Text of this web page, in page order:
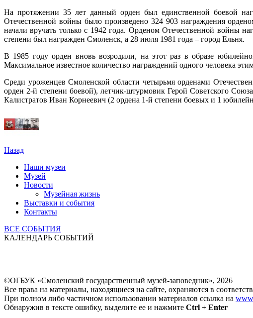
На протяжении 35 лет данный орден был единственной боевой
Отечественной войны было произведено 324 903 награждения
начали вручать только с 1942 года. Орденом Отечественной войны
степени был награжден Смоленск, а 28 июля 1981 года – город Ельня.
В 1985 году орден вновь возродили, на этот раз в образе
Максимальное известное количество награждений одного человека
Среди уроженцев Смоленской области четырьмя орденами
орден 2-й степени боевой), летчик-штурмовик Герой Советского
Калистратов Иван Корнеевич (2 ордена 1-й степени боевых и 1
Назад
Наши музеи
Музей
Новости
Музейная жизнь
Выставки и события
Контакты
ВСЕ СОБЫТИЯ
КАЛЕНДАРЬ СОБЫТИЙ
©ОГБУК «Смоленский государственный музей-заповедник», 2026
Все права на материалы, находящиеся на сайте, охраняются в
При полном либо частичном использовании материалов ссылка на
Обнаружив в тексте ошибку, выделите ее и нажмите Ctrl + Enter